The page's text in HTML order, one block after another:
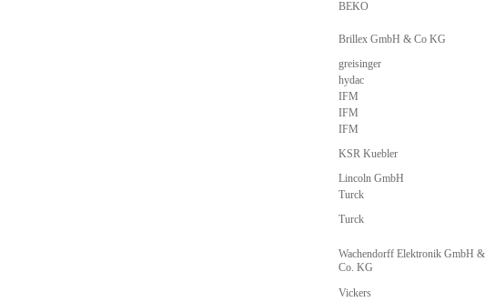
BEKO
Brillex GmbH & Co KG
greisinger
hydac
IFM
IFM
IFM
KSR Kuebler
Lincoln GmbH
Turck
Turck
Wachendorff Elektronik GmbH &
Co. KG
Vickers